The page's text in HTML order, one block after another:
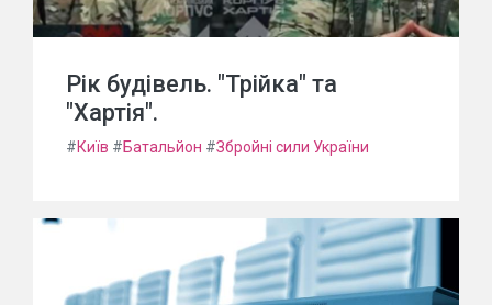
Рік будівель. "Трійка" та
"Хартія".
#Київ #Батальйон #Збройні сили України